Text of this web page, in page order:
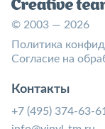
© 2003 — 2026
Политика
Согласие на
Контакты
+7 (495) 374-63-61